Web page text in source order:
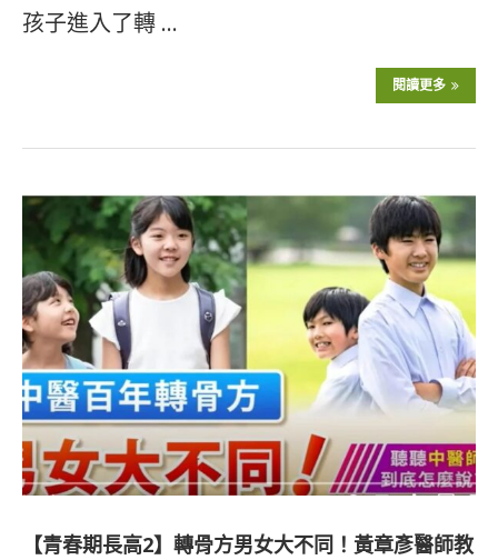
孩子進入了轉 …
閱讀更多
【青春期長高2】轉骨方男女大不同！黃章彥醫師教